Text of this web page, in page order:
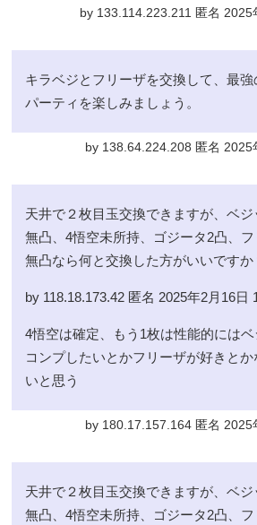
by 133.114.223.211 匿名
キラベジとフリーザを交換して、最
パーティを楽しみましょう。
by 138.64.224.208 匿名
天井で２枚目玉交換できますが、ベ
無凸、4悟空未所持、ゴジータ2凸、
無凸なら何と交換した方がいいですか
by 118.18.173.42 匿名 2025年2月16日
4悟空は確定、もう1枚は性能的には
コンプしたいとかフリーザが好きと
いと思う
by 180.17.157.164 匿名
天井で２枚目玉交換できますが、ベ
無凸、4悟空未所持、ゴジータ2凸、